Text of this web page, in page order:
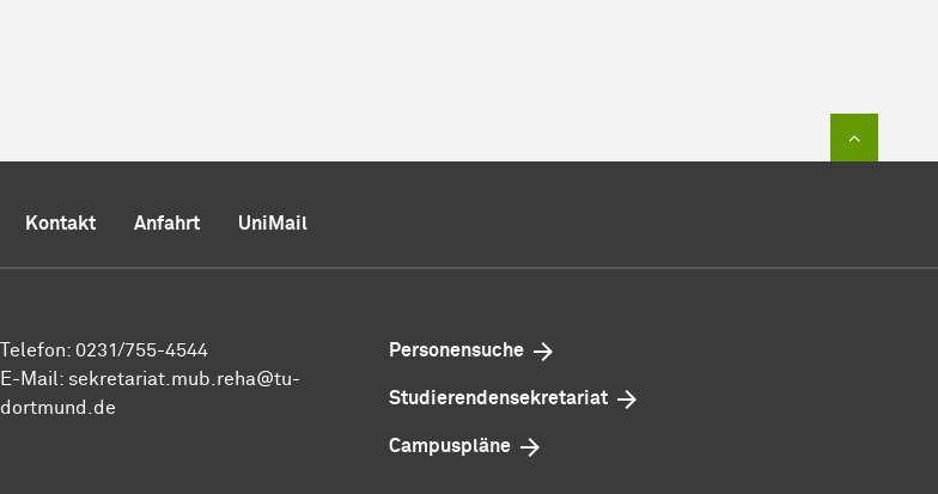
Kontakt Anfahrt UniMail
Telefon: 0231/755-4544
E-Mail: sekretariat.mub.reha@tu-
dortmund.de
Personensuche
Studierendensekretariat
Campuspläne